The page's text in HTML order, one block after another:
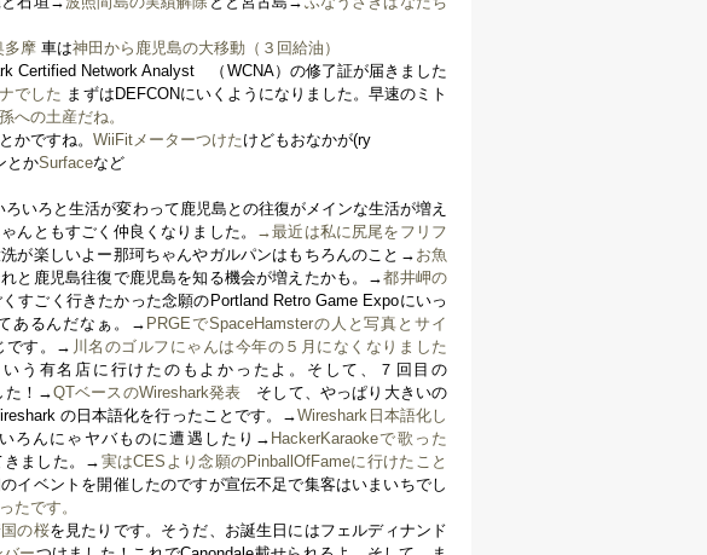
多摩 車は神田から鹿児島の大移動（３回給油）
Certified Network Analyst （WCNA）の修了証が届きました
でした まずはDEFCONにいくようになりました。早速のミト
孫への土産だね。
とかですね。 WiiFitメーターつけたけどもおなかが(ry
とかSurfaceなど
いろと生活が変わって鹿児島との往復がメインな生活が増え
んともすごく仲良くなりました。
→最近は私に尻尾をフリフ
が楽しいよー那珂ちゃんやガルパンはもちろんのこと→ お魚
と鹿児島往復で鹿児島を知る機会が増えたかも。→都井岬の
すごく行きたかった念願のPortland Retro Game Expoにいっ
あるんだなぁ。→ PRGEでSpaceHamsterの人と写真とサイ
です。→ 川名のゴルフにゃんは今年の５月になくなりました
う有名店に行けたのもよかったよ。そして、７回目の
た！→QTベースのWireshark発表 そして、やっぱり大きいの
の日本語化を行ったことです。→Wireshark日本語化し
ろんにゃヤバものに遭遇したり→ HackerKaraokeで歌った
ました。→ 実はCESより念願のPinballOfFameに行けたこと
イベントを開催したのですが宣伝不足で集客はいまいちでし
たです。
の桜を見たりです。そうだ、お誕生日にはフェルディナンド